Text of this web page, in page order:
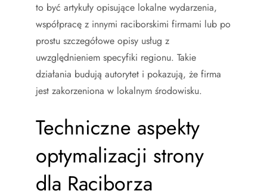
to być artykuły opisujące lokalne wydarzenia,
współpracę z innymi raciborskimi firmami lub po
prostu szczegółowe opisy usług z
uwzględnieniem specyfiki regionu. Takie
działania budują autorytet i pokazują, że firma
jest zakorzeniona w lokalnym środowisku.
Techniczne aspekty
optymalizacji strony
dla Raciborza